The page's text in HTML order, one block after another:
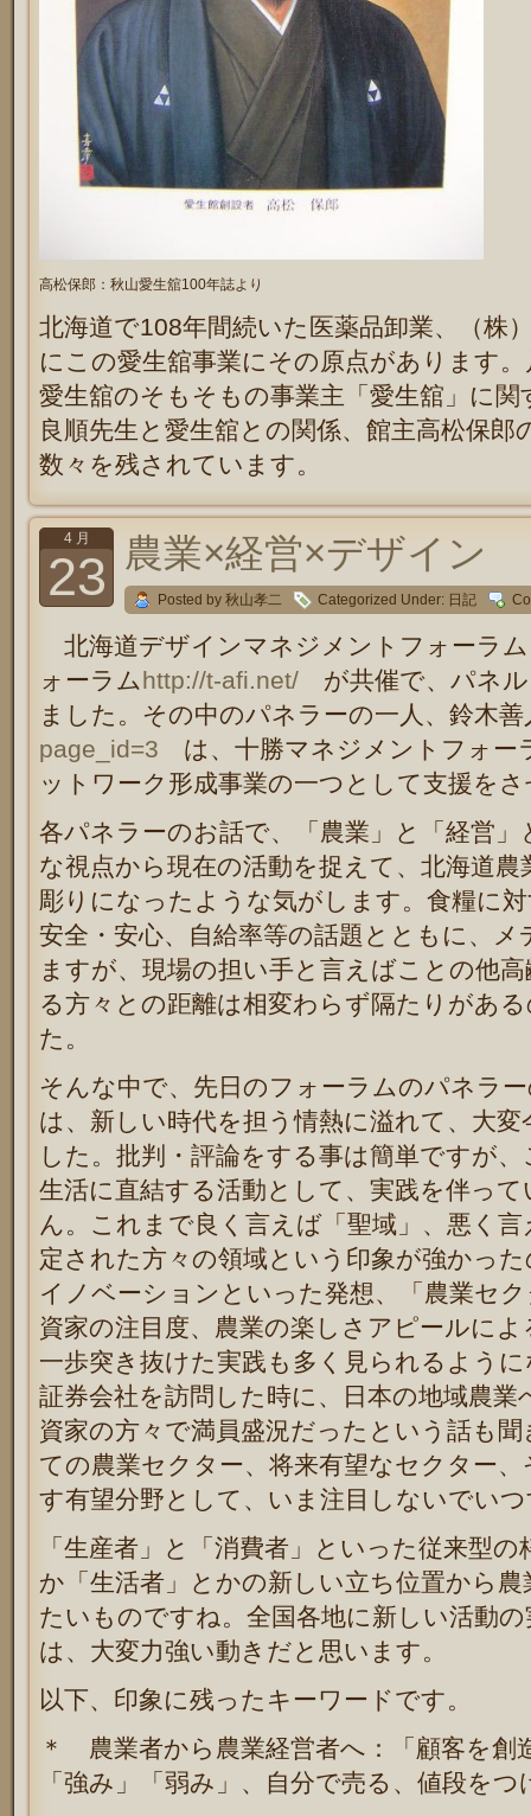
高松保郎：秋山愛生舘100年誌より
北海道で108年間続いた医薬品卸業、（株
にこの愛生舘事業にその原点があります
愛生舘のそもそもの事業主「愛生舘」に
良順先生と愛生舘との関係、館主高松保郎
数々を残されています。
4 月
23 農業×経営×デザイ
Posted by 秋山孝二 Categorized Under: 日記
北海道デザインマネジメントフォーラ
ォーラムhttp://t-afi.net/ が共催で、パネ
ました。その中のパネラーの一人、鈴木
page_id=3 は、十勝マネジメントフォー
ットワーク形成事業の一つとして支援を
各パネラーのお話で、「農業」と「経営
な視点から現在の活動を捉えて、北海道
彫りになったような気がします。食糧に
安全・安心、自給率等の話題とともに、
ますが、現場の担い手と言えばことの他
る方々との距離は相変わらず隔たりがあ
た。
そんな中で、先日のフォーラムのパネラ
は、新しい時代を担う情熱に溢れて、大
した。批判・評論をする事は簡単ですが
生活に直結する活動として、実践を伴っ
ん。これまで良く言えば「聖域」、悪く
定された方々の領域という印象が強かっ
イノベーションといった発想、「農業セ
資家の注目度、農業の楽しさアピールに
一歩突き抜けた実践も多く見られるよう
証券会社を訪問した時に、日本の地域農
資家の方々で満員盛況だったという話も
ての農業セクター、将来有望なセクター
す有望分野として、いま注目しないでい
「生産者」と「消費者」といった従来型
か「生活者」とかの新しい立ち位置から
たいものですね。全国各地に新しい活動
は、大変力強い動きだと思います。
以下、印象に残ったキーワードです。
＊ 農業者から農業経営者へ：「顧客を創
「強み」「弱み」、自分で売る、値段をつ